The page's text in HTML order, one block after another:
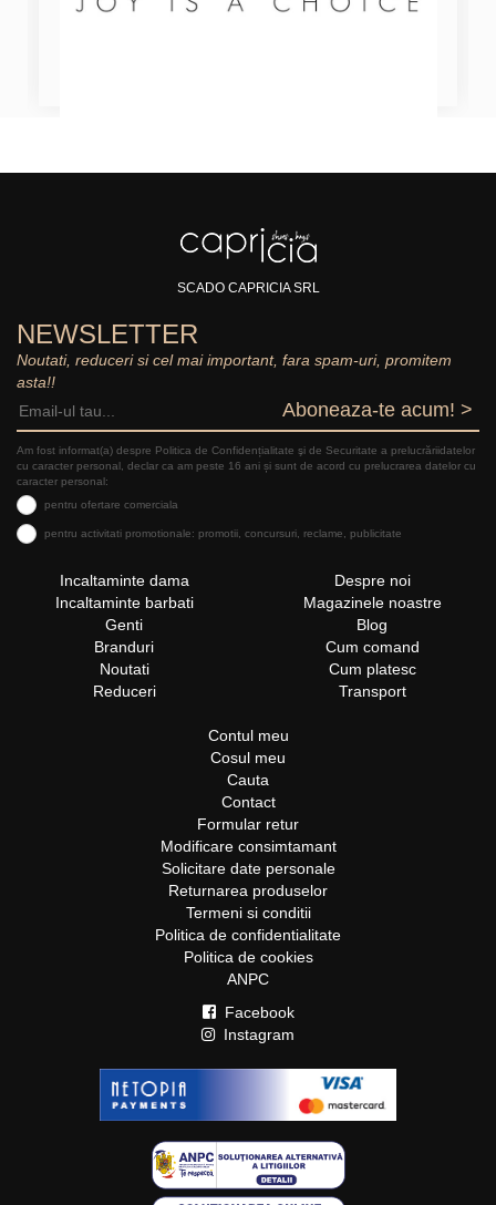
SCADO CAPRICIA SRL
NEWSLETTER
Noutati, reduceri si cel mai important, fara spam-uri, promitem
asta!!
Aboneaza-te acum! >
Am fost informat(a) despre Politica de Confidențialitate şi de Securitate a prelucrăriidatelor
cu caracter personal, declar ca am peste 16 ani și sunt de acord cu prelucrarea datelor cu
caracter personal:
pentru ofertare comerciala
pentru activitati promotionale: promotii, concursuri, reclame, publicitate
Incaltaminte dama
Incaltaminte barbati
Genti
Branduri
Noutati
Reduceri
Despre noi
Magazinele noastre
Blog
Cum comand
Cum platesc
Transport
Contul meu
Cosul meu
Cauta
Contact
Formular retur
Modificare consimtamant
Solicitare date personale
Returnarea produselor
Termeni si conditii
Politica de confidentialitate
Politica de cookies
ANPC
Facebook
Instagram